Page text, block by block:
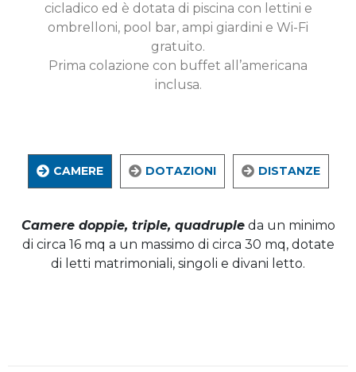
cicladico ed è dotata di piscina con lettini e
ombrelloni, pool bar, ampi giardini e Wi-Fi
gratuito.
Prima colazione con buffet all’americana
inclusa.
CAMERE DOTAZIONI DISTANZE
Camere doppie, triple, quadrupleda un minimo
di circa 16 mq a un massimo di circa 30 mq, dotate
di letti matrimoniali, singoli e divani letto.